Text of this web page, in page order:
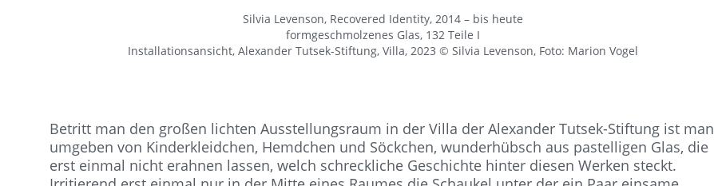
Silvia Levenson, Recovered Identity, 2014 – bis heute
formgeschmolzenes Glas, 132 Teile I
Installationsansicht, Alexander Tutsek-Stiftung, Villa, 2023 © Silvia Levenson, Foto: Marion Vogel
Betritt man den großen lichten Ausstellungsraum in der Villa der Alexander Tutsek-Stiftung ist man
umgeben von Kinderkleidchen, Hemdchen und Söckchen, wunderhübsch aus pastelligen Glas, die
erst einmal nicht erahnen lassen, welch schreckliche Geschichte hinter diesen Werken steckt.